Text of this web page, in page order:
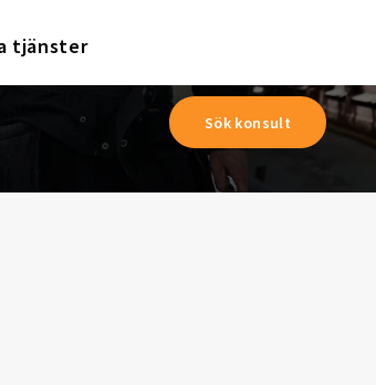
tjänster